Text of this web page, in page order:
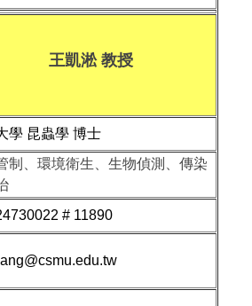
王凱淞 教授
學 昆蟲學 博士
制、環境衛生、生物偵測、傳染
# 11890